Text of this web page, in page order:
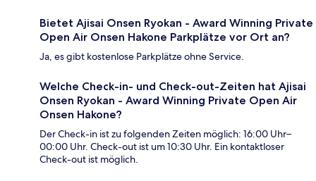
Bietet Ajisai Onsen Ryokan - Award Winning Private
Open Air Onsen Hakone Parkplätze vor Ort an?
Ja, es gibt kostenlose Parkplätze ohne Service.
Welche Check-in- und Check-out-Zeiten hat Ajisai
Onsen Ryokan - Award Winning Private Open Air
Onsen Hakone?
Der Check-in ist zu folgenden Zeiten möglich: 16:00 Uhr–
00:00 Uhr. Check-out ist um 10:30 Uhr. Ein kontaktloser
Check-out ist möglich.